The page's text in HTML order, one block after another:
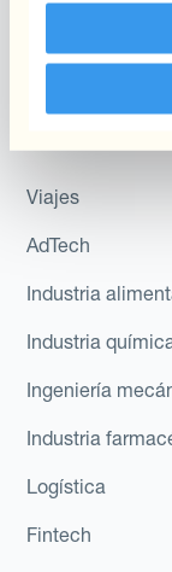
Reduce La
Del Flujo De
Plazo
Viajes
AdTech
Industria
Industria
Ingeniería
Industria
Logística
Fintech